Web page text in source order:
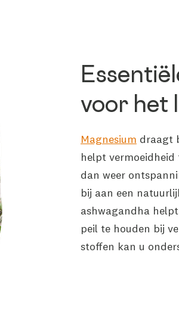
voor het
Magnesium draagt
helpt vermoeidheid
dan weer
bij aan een
ashwagandha
peil te houden bij
stoffen kan u